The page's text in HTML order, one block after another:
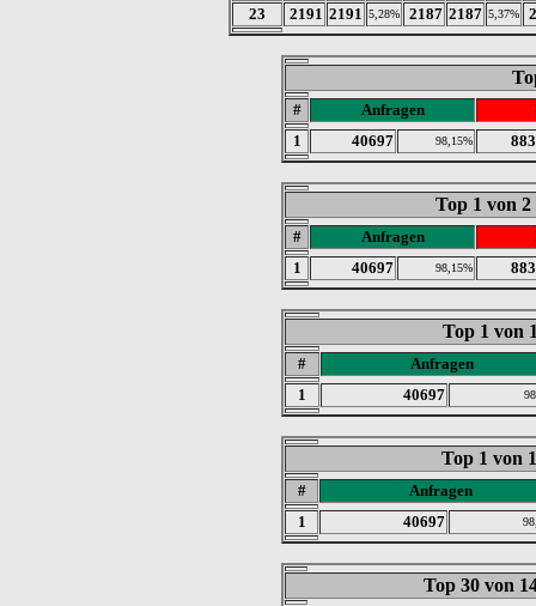
23
2191 2191 5,28% 2187 2187 5,37%
# Anfragen
1
40697 98,15%
Top 1 von
# Anfragen
1
40697 98,15%
Top 1 von
#
Anfragen
1
40697
Top 1 von
#
Anfragen
1
40697
Top 30 von